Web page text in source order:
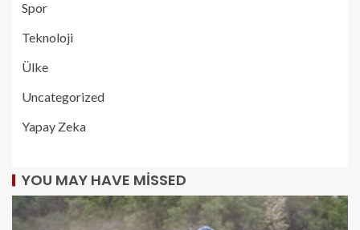
Spor
Teknoloji
Ülke
Uncategorized
Yapay Zeka
YOU MAY HAVE MISSED